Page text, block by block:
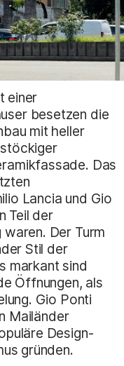
einer
besetzen die
mit heller
Das
Lancia und Gio
Teil der
Der Turm
Stil der
markant sind
Öffnungen, als
Gio Ponti
Mailänder
Design-
gründen.